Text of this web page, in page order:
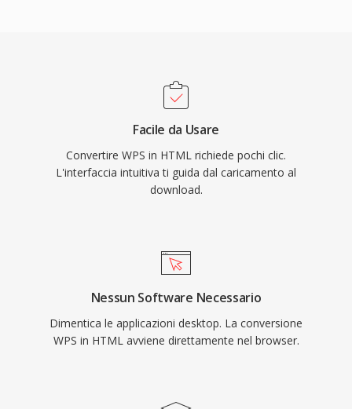
Facile da Usare
Convertire WPS in HTML richiede pochi clic.
L'interfaccia intuitiva ti guida dal caricamento al
download.
Nessun Software Necessario
Dimentica le applicazioni desktop. La conversione
WPS in HTML avviene direttamente nel browser.